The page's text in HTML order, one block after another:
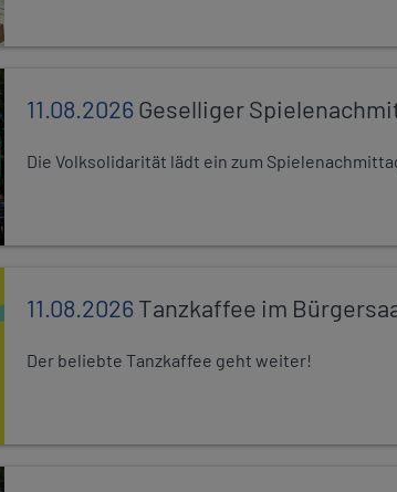
11.08.2026Geselliger
Die Volksolidarität lädt ein zum
11.08.2026Tanzkaffee im
Der beliebte Tanzkaffee geht weiter!